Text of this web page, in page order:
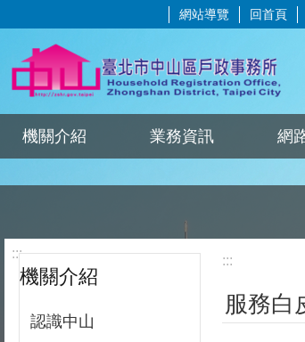
網站導覽 回首頁
機關介紹 業務資訊 網
:::
機關介紹
認識中山
:::
服務白